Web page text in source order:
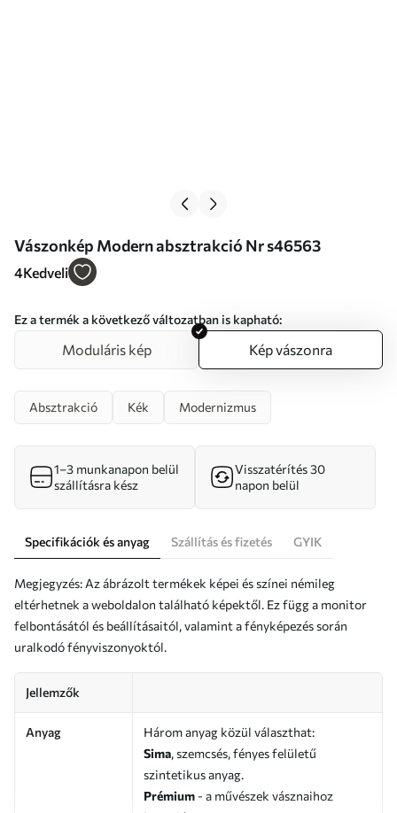
Vászonkép Modern absztrakció Nr s46563
4Kedveli
Ez a termék a következő változatban is kapható:
Moduláris kép Kép vászonra
Absztrakció Kék Modernizmus
1–3 munkanapon belül
szállításra kész
Visszatérítés 30
napon belül
Specifikációk és anyag Szállítás és fizetés GYIK
Megjegyzés: Az ábrázolt termékek képei és színei némileg
eltérhetnek a weboldalon található képektől. Ez függ a monitor
felbontásától és beállításaitól, valamint a fényképezés során
uralkodó fényviszonyoktól.
Jellemzők
Anyag
Három anyag közül választhat:
Sima, szemcsés, fényes felületű
szintetikus anyag.
Prémium - a művészek vásznaihoz